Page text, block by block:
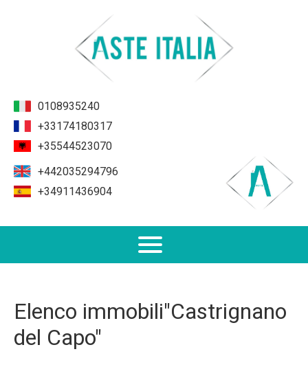
0108935240
+33174180317
+35544523070
+442035294796
+34911436904
Immobili Preasta
Immobili All'asta
Elenco immobili"Castrignano
del Capo"